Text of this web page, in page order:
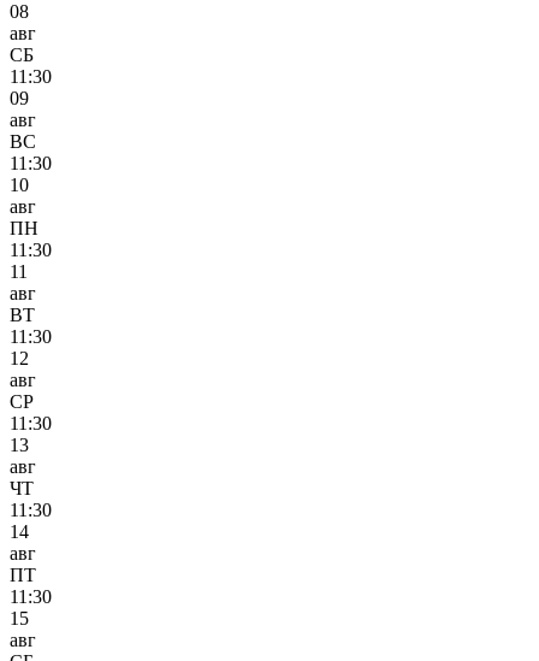
08
авг
СБ
11:30
09
авг
ВС
11:30
10
авг
ПН
11:30
11
авг
ВТ
11:30
12
авг
СР
11:30
13
авг
ЧТ
11:30
14
авг
ПТ
11:30
15
авг